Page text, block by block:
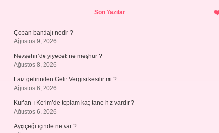
Son Yazılar
Çoban bandajı nedir ?
Ağustos 9, 2026
Nevşehir’de yiyecek ne meşhur ?
Ağustos 8, 2026
Faiz gelirinden Gelir Vergisi kesilir mi ?
Ağustos 6, 2026
Kur’an-ı Kerim’de toplam kaç tane hiz vardır ?
Ağustos 6, 2026
Ayçiçeği içinde ne var ?